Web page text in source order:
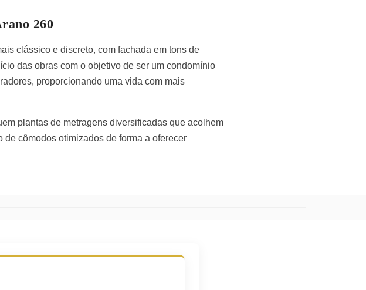
260
clássico e discreto, com fachada em tons de
das obras com o objetivo de ser um condomínio
proporcionando uma vida com mais
plantas de metragens diversificadas que acolhem
cômodos otimizados de forma a oferecer